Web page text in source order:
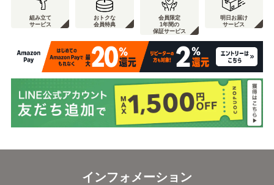
組み立て
サービス
おトクな
会員特典
会員限定
1年間の
保証サービス
明日お届け
サービス
インフォメーション